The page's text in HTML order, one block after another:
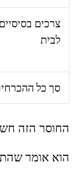
צרכים בסיסיים
לבית
סך כל
החוסר הזה
הוא אומר